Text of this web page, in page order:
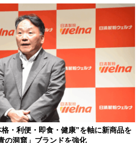
・利便・即食・健康”を軸に新商品を
洞窟」ブランドを強化